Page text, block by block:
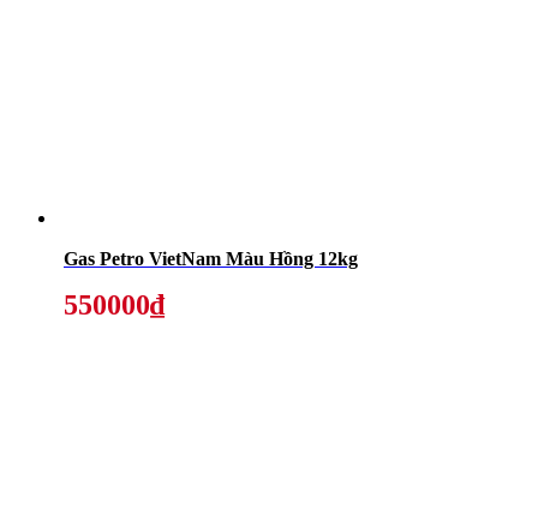
Gas Petro VietNam Màu Hồng 12kg
550000₫